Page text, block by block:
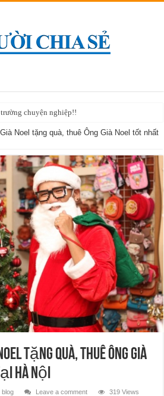
chuyện nghiệp!!
Noel tặng quà, thuê Ông Già Noel tốt nhất
tặng quà, thuê Ông Già
Hà Nội
blog Leave a comment 319 Views